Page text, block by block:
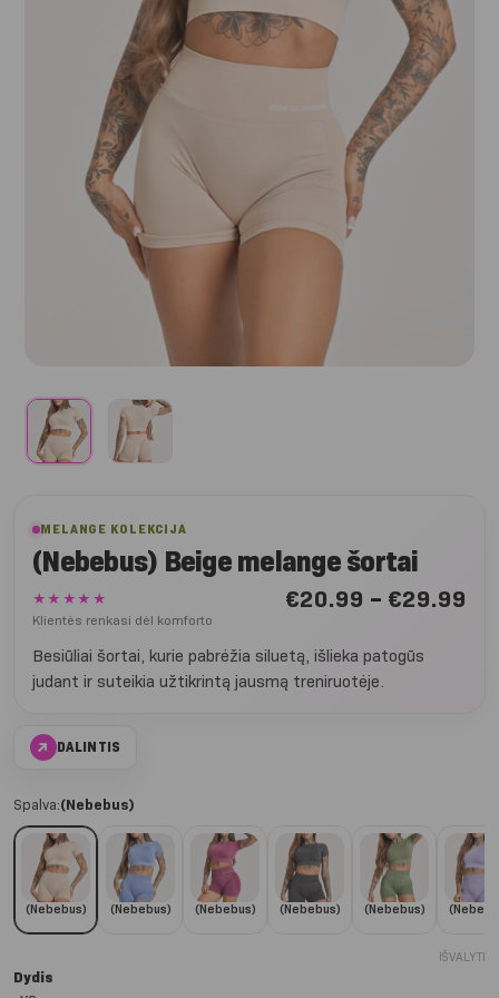
MELANGE KOLEKCIJA
(Nebebus) Beige melange šortai
★★★★★
Klientės renkasi dėl komforto
€20.99 – €29.99
Besiūliai šortai, kurie pabrėžia siluetą, išlieka patogūs
judant ir suteikia užtikrintą jausmą treniruotėje.
↗ DALINTIS
Spalva:(Nebebus)
(Nebebus) (Nebebus) (Nebebus) (Nebebus) (Nebebus)
Dydis
IŠVALYTI